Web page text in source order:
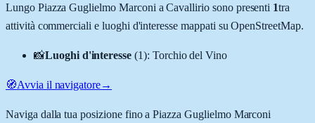
Lungo Piazza Guglielmo Marconi aCavalliriosono presenti 1tra
attività commerciali e luoghi d'interesse mappati su OpenStreetMap.
📸Luoghi d'interesse (1): Torchio del Vino
🧭Avvia il navigatore→
Naviga dalla tua posizione fino aPiazza Guglielmo Marconi